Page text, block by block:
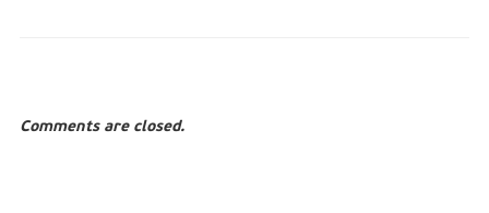
Comments are closed.